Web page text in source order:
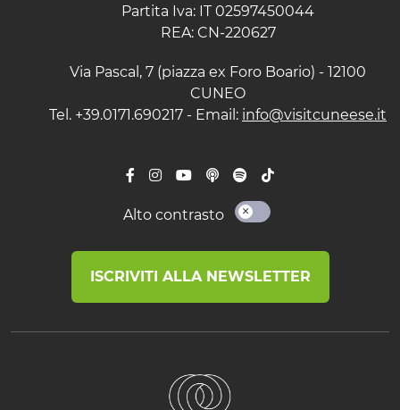
Partita Iva: IT 02597450044
REA: CN-220627
Via Pascal, 7 (piazza ex Foro Boario) - 12100
CUNEO
Tel. +39.0171.690217 - Email: info@visitcuneese.it
Alto contrasto
ISCRIVITI ALLA NEWSLETTER